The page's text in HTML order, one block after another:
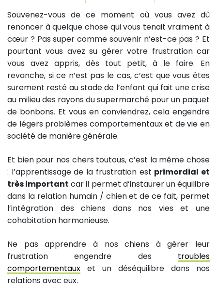
Souvenez-vous de ce moment où vous avez dû
renoncer à quelque chose qui vous tenait vraiment à
cœur ? Pas super comme souvenir n’est-ce pas ? Et
pourtant vous avez su gérer votre frustration car
vous avez appris, dès tout petit, à le faire. En
revanche, si ce n’est pas le cas, c’est que vous êtes
surement resté au stade de l’enfant qui fait une crise
au milieu des rayons du supermarché pour un paquet
de bonbons. Et vous en conviendrez, cela engendre
de légers problèmes comportementaux et de vie en
société de manière générale.
Et bien pour nos chers toutous, c’est la même chose
: l’apprentissage de la frustration est primordial et
très important car il permet d’instaurer un équilibre
dans la relation humain / chien et de ce fait, permet
l’intégration des chiens dans nos vies et une
cohabitation harmonieuse.
Ne pas apprendre à nos chiens à gérer leur
frustration engendre des troubles
comportementaux et un déséquilibre dans nos
relations avec eux.